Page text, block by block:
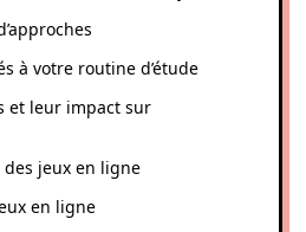
à votre routine d’étude
et leur impact sur
des jeux en ligne
en ligne